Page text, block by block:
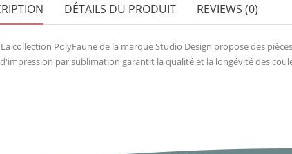
DÉTAILS DU PRODUIT REVIEWS (0)
collection PolyFaune de la marque Studio Design propose des
par sublimation garantit la qualité et la longévité des